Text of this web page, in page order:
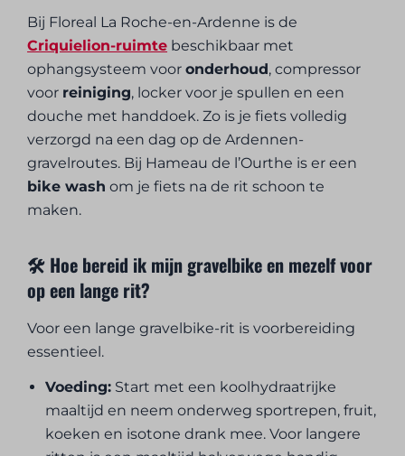
Bij Floreal La Roche-en-Ardenne is de
Criquielion-ruimte beschikbaar met
ophangsysteem vooronderhoud , compressor
voor reiniging, locker voor je spullen en een
douche met handdoek. Zo is je fiets volledig
verzorgd na een dag op de Ardennen-
gravelroutes. Bij Hameau de l’Ourthe is er een
bike wash om je fiets na de rit schoon te
maken.
🛠️ Hoe bereid ik mijn gravelbike en mezelf voor
op een lange rit?
Voor een lange gravelbike-rit is voorbereiding
essentieel.
Voeding: Start met een koolhydraatrijke
maaltijd en neem onderweg sportrepen, fruit,
koeken en isotone drank mee. Voor langere